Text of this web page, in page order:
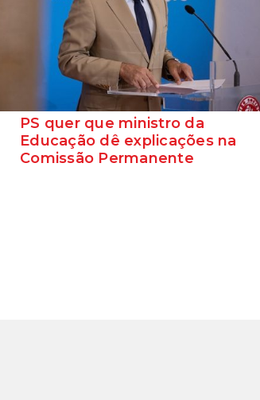
PS quer que ministro da
Educação dê explicações na
Comissão Permanente